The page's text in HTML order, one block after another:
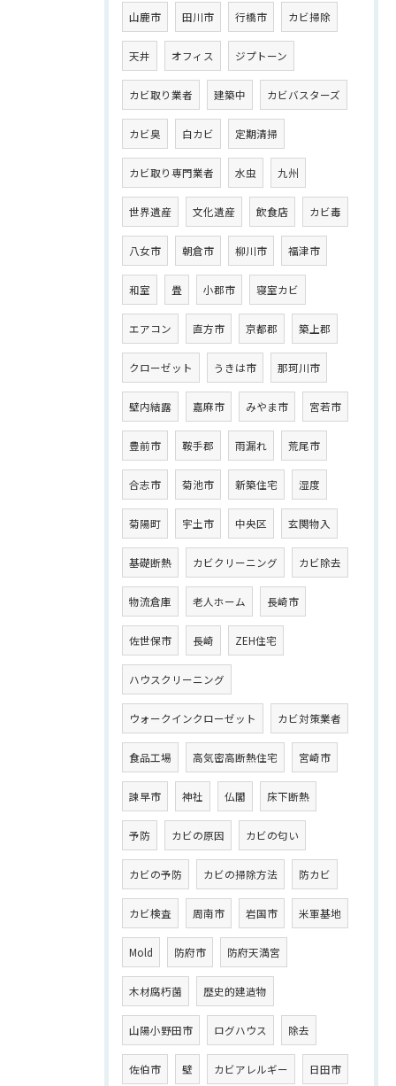
山鹿市 田川市 行橋市 カビ掃除
天井 オフィス ジプトーン
カビ取り業者 建築中 カビバスターズ
カビ臭 白カビ 定期清掃
カビ取り専門業者 水虫 九州
世界遺産 文化遺産 飲食店 カビ毒
八女市 朝倉市 柳川市 福津市
和室 畳 小郡市 寝室カビ
エアコン 直方市 京都郡 築上郡
クローゼット うきは市 那珂川市
壁内結露 嘉麻市 みやま市 宮若市
豊前市 鞍手郡 雨漏れ 荒尾市
合志市 菊池市 新築住宅 湿度
菊陽町 宇土市 中央区 玄関物入
基礎断熱 カビクリーニング カビ除去
物流倉庫 老人ホーム 長崎市
佐世保市 長崎 ZEH住宅
ハウスクリーニング
ウォークインクローゼット カビ対策業者
食品工場 高気密高断熱住宅 宮崎市
諫早市 神社 仏閣 床下断熱
予防 カビの原因 カビの匂い
カビの予防 カビの掃除方法 防カビ
カビ検査 周南市 岩国市 米軍基地
Mold 防府市 防府天満宮
木材腐朽菌 歴史的建造物
山陽小野田市 ログハウス 除去
佐伯市 壁 カビアレルギー 日田市